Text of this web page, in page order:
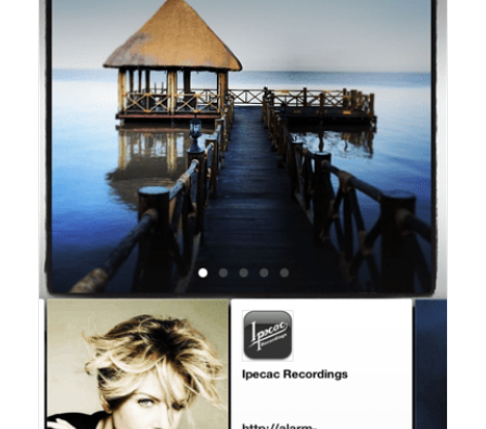
Onlineshop Angebote
Kontakt
Datenschutzerklärung
Impressum